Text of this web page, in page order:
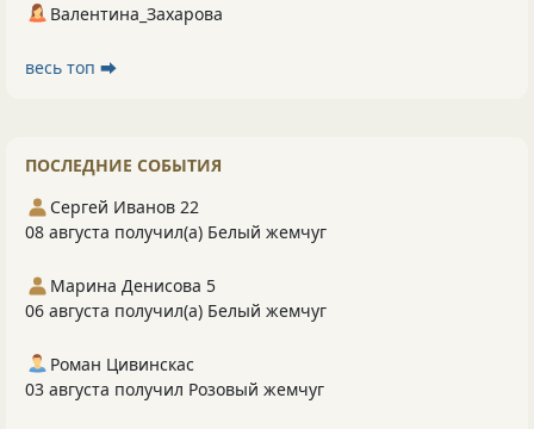
Валентина_Захарова
весь топ ⮕
ПОСЛЕДНИЕ СОБЫТИЯ
Сергей Иванов 22
08 августа получил(а) Белый жемчуг
Марина Денисова 5
06 августа получил(а) Белый жемчуг
Роман Цивинскас
03 августа получил Розовый жемчуг